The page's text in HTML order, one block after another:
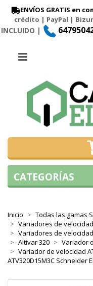
ENVÍOS GRATIS en
crédito | PayPal |
INCLUIDO |
Menú
Inicio
Todas las gamas
Variadores de
Variadores de
Altivar 320
Variador
Variador de velocidad
ATV320D15M3C Schneider
CATEGORÍAS